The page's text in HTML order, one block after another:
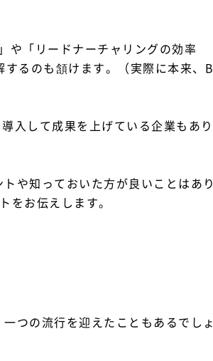
や「リードナーチャリングの効率
るのも頷けます。（実際に本来、B
入して成果を上げている企業もあり
や知っておいた方が良いことはあり
をお伝えします。
つの流行を迎えたこともあるでしょ